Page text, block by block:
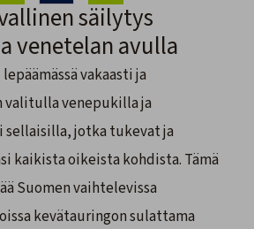
säilytys
venetelan avulla
vakaasti ja
venepukilla ja
sellaisilla, jotka tukevat ja
kaikista oikeista kohdista. Tämä
Suomen vaihtelevissa
kevätauringon sulattama